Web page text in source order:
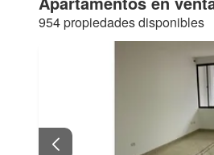
954 propiedades disponibles